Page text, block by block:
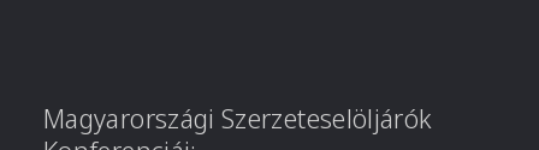
Magyarországi Szerzeteselöljárók